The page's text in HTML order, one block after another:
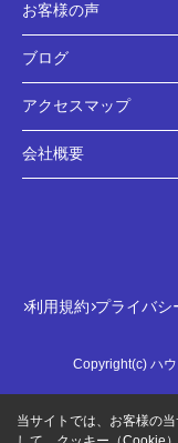
お客様の声
ブログ
アクセスマップ
会社概要
利用規約 プライバシ
Copyright(c) ハ
当サイトでは、お客様の